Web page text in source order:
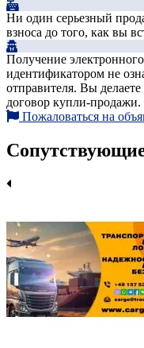
Ни один серьезный
взноса до того, как вы
Получение
идентификатором не
отправителя. Вы
договор купли-продажи.
Пожаловаться на